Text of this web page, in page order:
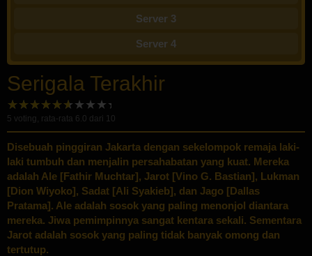
Server 3
Server 4
Serigala Terakhir
5 voting, rata-rata 6.0 dari 10
Disebuah pinggiran Jakarta dengan sekelompok remaja laki-
laki tumbuh dan menjalin persahabatan yang kuat. Mereka
adalah Ale [Fathir Muchtar], Jarot [Vino G. Bastian], Lukman
[Dion Wiyoko], Sadat [Ali Syakieb], dan Jago [Dallas
Pratama]. Ale adalah sosok yang paling menonjol diantara
mereka. Jiwa pemimpinnya sangat kentara sekali. Sementara
Jarot adalah sosok yang paling tidak banyak omong dan
tertutup.